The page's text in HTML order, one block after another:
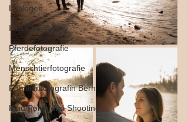
Loslegen
Ihre Community
Pferdefotografie
Menschtierfotografie
Familienfotografin Bern
Kind/Pony Mini-Shooting